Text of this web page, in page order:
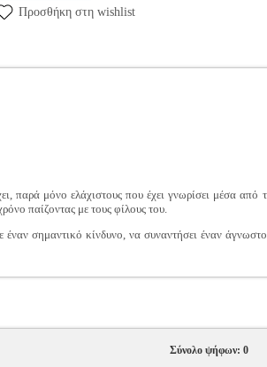
Προσθήκη στη wishlist
παρά μόνο ελάχιστους που έχει γνωρίσει μέσα
παίζοντας με τους φίλους του.
σημαντικό κίνδυνο, να συναντήσει έναν
Σύνολο ψήφων: 0